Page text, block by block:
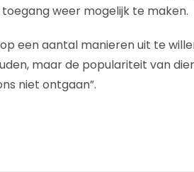
weer mogelijk te maken.
een aantal manieren uit te
maar de populariteit van
niet ontgaan”.